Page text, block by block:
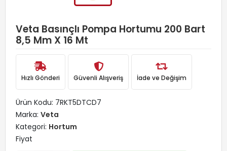
Veta Basınçlı Pompa Hortumu 200 Bart
8,5 Mm X 16 Mt
Hızlı Gönderi Güvenli Alışveriş İade ve Değişim
Ürün Kodu: 7RKT5DTCD7
Marka: Veta
Kategori: Hortum
Fiyat